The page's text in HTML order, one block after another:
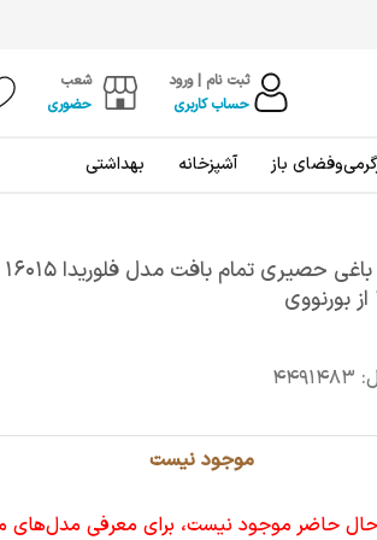
ثبت نام | ورود
حساب کاربری
شعب
حضوری
باز آشپزخانه بهداشتی
میز جلو مبلی باغی حصیری تمام بافت مدل فلوریدا 16015
4491483
موجود نیست
حال حاضر موجود نیست، برای معرفی مدل‌های